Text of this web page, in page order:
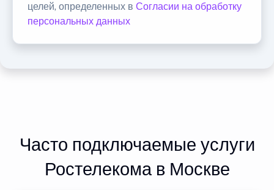
целей, определенных в Согласии на обработку
персональных данных
Часто подключаемые услуги
Ростелекома в Москве